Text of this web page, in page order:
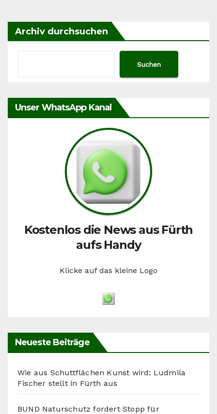
Archiv durchsuchen
Suchen
Unser WhatsApp Kanal
Kostenlos die News aus Fürth
aufs Handy
Klicke auf das kleine Logo
Neueste Beiträge
Wie aus Schuttflächen Kunst wird: Ludmila
Fischer stellt in Fürth aus
BUND Naturschutz fordert Stopp für